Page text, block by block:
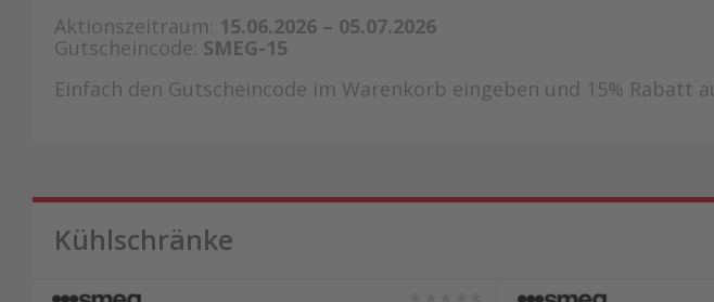
Aktionszeitraum: 15.06.2026 – 05.07.2026
Gutscheincode: SMEG-15
Einfach den Gutscheincode im Warenkorb eingeben und 15% Rabatt
Kühlschränke